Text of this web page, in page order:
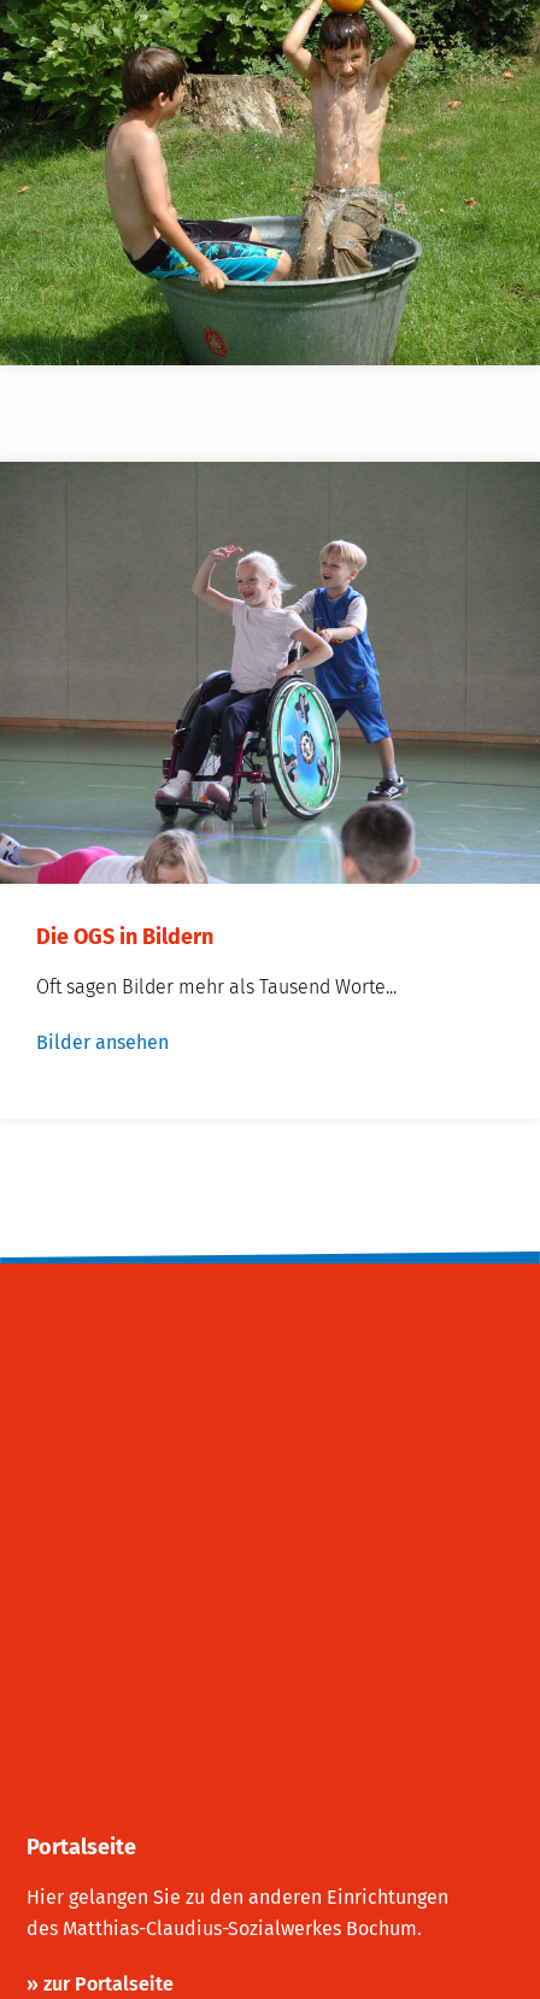
Die OGS in Bildern
Oft sagen Bilder mehr als Tausend Worte...
Bilder ansehen
Portalseite
Hier gelangen Sie zu den anderen Einrichtungen
des Matthias-Claudius-Sozialwerkes Bochum.
» zur Portalseite